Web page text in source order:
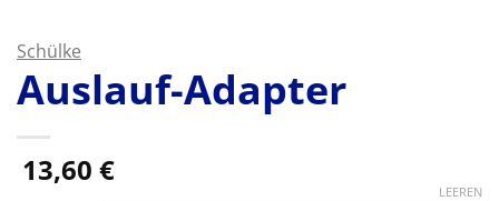
Schülke
Auslauf-Adapter
13,60 €
LEEREN